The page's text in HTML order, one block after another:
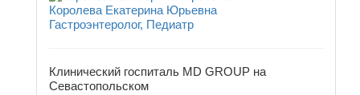
Королева Екатерина Юрьевна
Гастроэнтеролог, Педиатр
Клинический госпиталь MD GROUP на
Севастопольском